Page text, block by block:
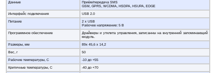
Данные
Приём/передача SMS
GSM, GPRS, WCDMA, HSDPA, HSUPA, EDGE
Интерфейс подключения
USB 2.0
Питание
2 х USB
Рабочее напряжение: 5 В
Программное обеспечение
Драйверы и утилита управления, записанны на внутренний запоминающий
модуль.
Размеры, мм
89х 45,6 х 14,2
Вес, г
50
Рабочие температуры, С
-10 до +55
Критичные температуры, С
-40 до +70